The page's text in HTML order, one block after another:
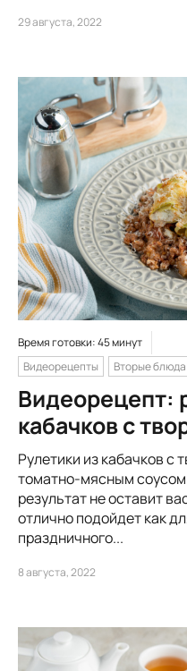
29 августа, 2022
Время готовки: 45 минут
Видеорецепты
Вторые блюда
Видеорецепт:
кабачков с
Рулетики из кабачков с
томатно-мясным соусом
результат не оставит
отлично подойдет как
праздничного...
8 августа, 2022